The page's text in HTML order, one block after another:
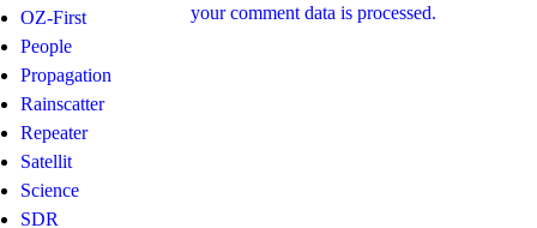
OZ-First
People
Propagation
Rainscatter
Repeater
Satellit
Science
SDR
your comment data is processed.